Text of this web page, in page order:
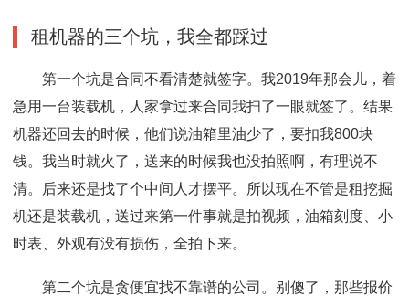
租机器的三个坑，我全都踩过
第一个坑是合同不看清楚就签字。我2019年那会儿，着
急用一台装载机，人家拿过来合同我扫了一眼就签了。结果
机器还回去的时候，他们说油箱里油少了，要扣我800块
钱。我当时就火了，送来的时候我也没拍照啊，有理说不
清。后来还是找了个中间人才摆平。所以现在不管是租挖掘
机还是装载机，送过来第一件事就是拍视频，油箱刻度、小
时表、外观有没有损伤，全拍下来。
第二个坑是贪便宜找不靠谱的公司。别傻了，那些报价